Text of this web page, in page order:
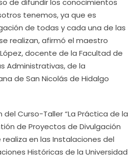
de difundir los conocimientos
tenemos, ya que es
de todas y cada una de las
realizan, afirmó el maestro
docente de la Facultad de
Administrativas, de la
de San Nicolás de Hidalgo
del Curso-Taller “La Práctica de la
de Proyectos de Divulgación
en las Instalaciones del
Históricas de la Universidad